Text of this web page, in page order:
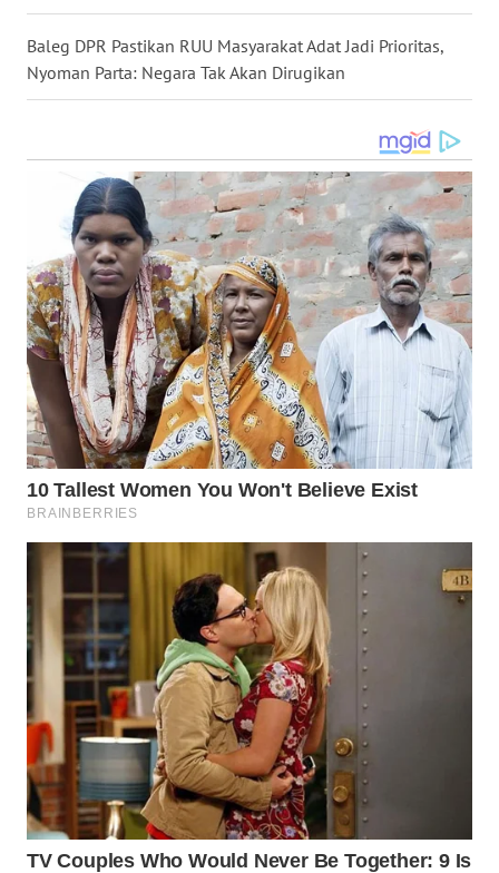
Baleg DPR Pastikan RUU Masyarakat Adat Jadi Prioritas,
Nyoman Parta: Negara Tak Akan Dirugikan
NIAS
WN
TAPANULI
SELATAN
WN
TANJUNG
LESUNG
WN
KARO
WN
SIMALUNGUN
LABUHANBATU
WN
TAPANULI
TENGAH
WN DELI
SERDANG
WN
TEBING
TINGGI